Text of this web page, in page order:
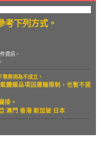
考下列方式。
資訊。
將視為不成立。
體類品項因運輸限制，也暫不提
接。
澳門 香港 新加玻 日本